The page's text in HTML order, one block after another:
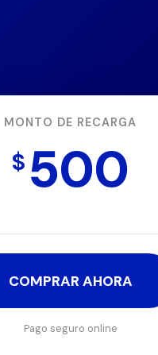
MONTO DE RECARGA
$ 500
COMPRAR AHORA
Pago seguro online